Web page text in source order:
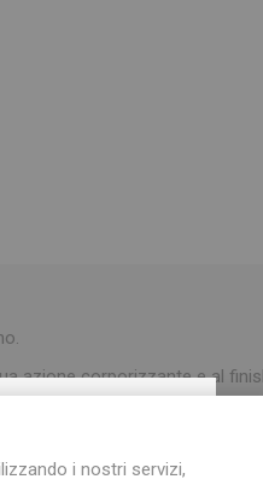
×
azione corporizzante e al
i nostri servizi,